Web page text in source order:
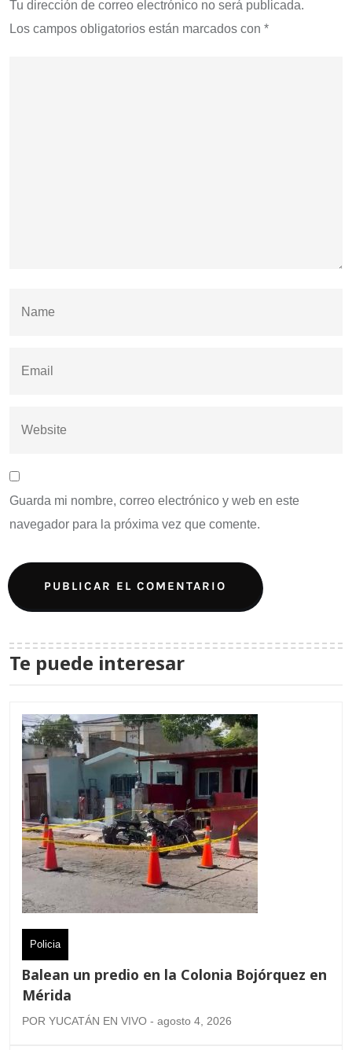
Tu dirección de correo electrónico no será publicada.
Los campos obligatorios están marcados con *
Guarda mi nombre, correo electrónico y web en este
navegador para la próxima vez que comente.
Te puede interesar
Policia
Balean un predio en la Colonia Bojórquez en
Mérida
POR YUCATÁN EN VIVO - agosto 4, 2026